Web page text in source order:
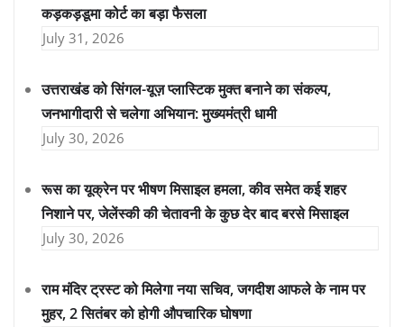
कड़कड़डूमा कोर्ट का बड़ा फैसला
July 31, 2026
उत्तराखंड को सिंगल-यूज़ प्लास्टिक मुक्त बनाने का संकल्प,
जनभागीदारी से चलेगा अभियान: मुख्यमंत्री धामी
July 30, 2026
रूस का यूक्रेन पर भीषण मिसाइल हमला, कीव समेत कई शहर
निशाने पर, जेलेंस्की की चेतावनी के कुछ देर बाद बरसे मिसाइल
July 30, 2026
राम मंदिर ट्रस्ट को मिलेगा नया सचिव, जगदीश आफले के नाम पर
मुहर, 2 सितंबर को होगी औपचारिक घोषणा